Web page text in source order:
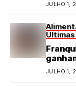
JULHO 1,
JULHO 1,